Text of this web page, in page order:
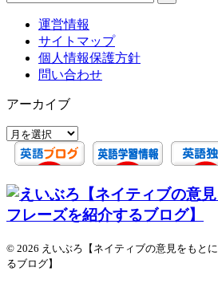
運営情報
サイトマップ
個人情報保護方針
問い合わせ
アーカイブ
ア
カ
イ
ブ
© 2026 えいぶろ【ネイティブの意見をもと
るブログ】